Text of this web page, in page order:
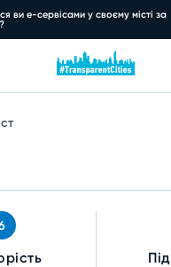
ви е-сервісами у своєму місті за